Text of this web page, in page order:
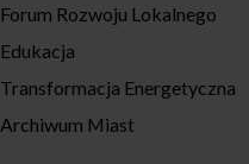
Forum Rozwoju Lokalnego
Edukacja
Transformacja Energetyczna
Archiwum Miast